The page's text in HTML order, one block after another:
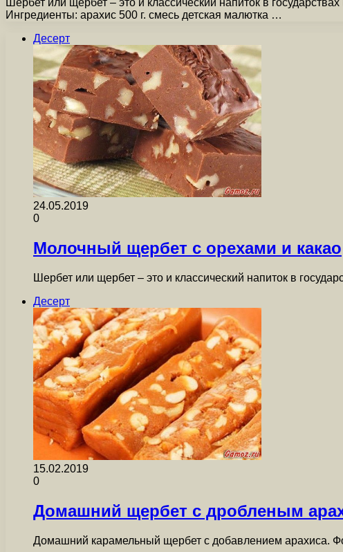
Ингредиенты: арахис 500 г. смесь детская малютка …
Десерт
24.05.2019
0
Молочный щербет с орехами и какао
Шербет или щербет – это и классический напиток в
Десерт
15.02.2019
0
Домашний щербет с дробленым
Домашний карамельный щербет с добавлением арахиса.